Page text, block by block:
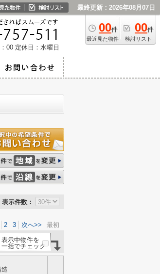
最終更新：2026年08月07日
00件
最近見た物件
00件
検討リスト
00 定休日：水曜日
表示件数：
2 3 次へ>> 最初
表示中物件を
一括でチェック
造